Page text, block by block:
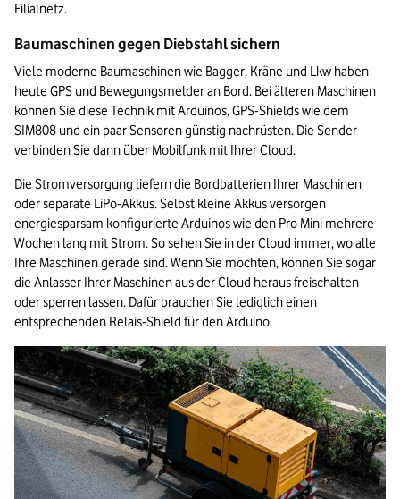
Filialnetz.
Baumaschinen gegen Diebstahl sichern
Viele moderne Baumaschinen wie Bagger, Kräne und Lkw haben
heute GPS und Bewegungsmelder an Bord. Bei älteren Maschinen
können Sie diese Technik mit Arduinos, GPS-Shields wie dem
SIM808 und ein paar Sensoren günstig nachrüsten. Die Sender
verbinden Sie dann über Mobilfunk mit Ihrer Cloud.
Die Stromversorgung liefern die Bordbatterien Ihrer Maschinen
oder separate LiPo-Akkus. Selbst kleine Akkus versorgen
energiesparsam konfigurierte Arduinos wie den Pro Mini mehrere
Wochen lang mit Strom. So sehen Sie in der Cloud immer, wo alle
Ihre Maschinen gerade sind. Wenn Sie möchten, können Sie sogar
die Anlasser Ihrer Maschinen aus der Cloud heraus freischalten
oder sperren lassen. Dafür brauchen Sie lediglich einen
entsprechenden Relais-Shield für den Arduino.